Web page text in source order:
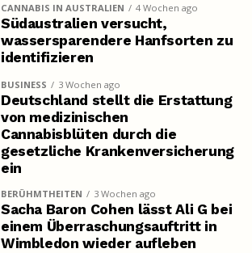
CANNABIS IN AUSTRALIEN 4 Wochen ago
Südaustralien versucht,
wassersparendere Hanfsorten zu
identifizieren
BUSINESS 3 Wochen ago
Deutschland stellt die Erstattung
von medizinischen
Cannabisblüten durch die
gesetzliche Krankenversicherung
ein
BERÜHMTHEITEN 3 Wochen ago
Sacha Baron Cohen lässt Ali G bei
einem Überraschungsauftritt in
Wimbledon wieder aufleben